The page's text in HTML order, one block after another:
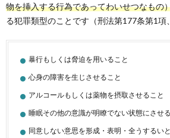
物を挿入する行為であってわいせつなもの
る犯罪類型のことです（刑法第177条第1項
暴行もしくは脅迫を用いること
心身の障害を生じさせること
アルコールもしくは薬物を摂取させること
睡眠その他の意識が明瞭でない状態にさせ
同意しない意思を形成・表明・全うするい